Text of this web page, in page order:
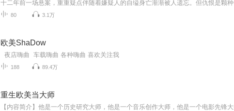
80 3.1万
欧美ShaDow
夜店嗨曲 车载嗨曲 各种嗨曲 喜欢关注我
188 89.4万
重生欧美当大师